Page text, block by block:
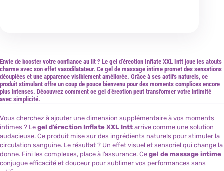
Envie de booster votre confiance au lit ? Le gel d’érection Inflate XXL Intt joue les atouts
charme avec son effet vasodilatateur. Ce gel de massage intime promet des sensations
décuplées et une apparence visiblement améliorée. Grâce à ses actifs naturels, ce
produit stimulant offre un coup de pouce bienvenu pour des moments complices encore
plus intenses. Découvrez comment ce gel d’érection peut transformer votre intimité
avec simplicité.
Vous cherchez à ajouter une dimension supplémentaire à vos moments
intimes ? Le gel d’érection Inflate XXL Intt arrive comme une solution
audacieuse. Ce produit mise sur des ingrédients naturels pour stimuler la
circulation sanguine. Le résultat ? Un effet visuel et sensoriel qui change la
donne. Fini les complexes, place à l’assurance. Ce gel de massage intime
conjugue efficacité et douceur pour sublimer vos performances sans